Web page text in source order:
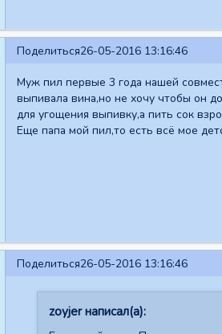
Поделиться26-05-2016 13:16:46
Муж пил первые 3 года нашей
выпивала вина,но не хочу чтобы он
для угощения выпивку,а пить сок
Еще папа мой пил,то есть всё мое
Поделиться26-05-2016 13:16:46
zoyjer написал(а):